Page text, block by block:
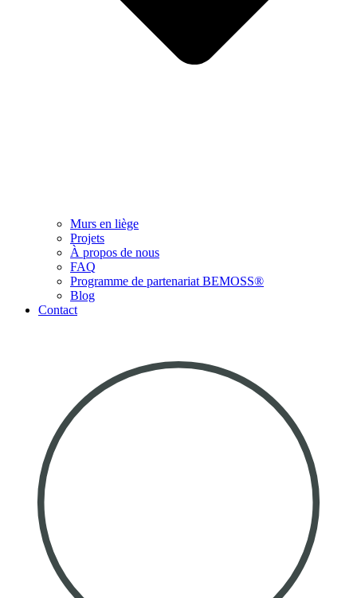
Murs en liège
Projets
À propos de nous
FAQ
Programme de partenariat BEMOSS®
Blog
Contact